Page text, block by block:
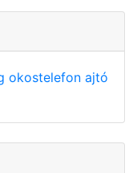
okostelefon ajtó